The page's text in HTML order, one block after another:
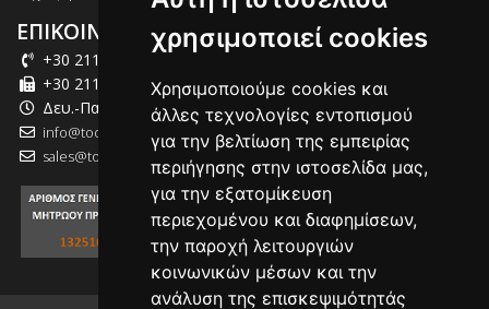
ΕΠΙΚΟΙΝΩΝΙΑ
+30 211 012 2003
+30 211 012 2004
Δευ.-Παρ.: 09:00-18:00
info@tool-market.gr
sales@tool-market.gr
χρησιμοποιεί cookies
Χρησιμοποιούμε cookies και
άλλες τεχνολογίες εντοπισμού
για την βελτίωση της εμπειρίας
περιήγησης στην ιστοσελίδα μας,
για την εξατομίκευση
περιεχομένου και διαφημίσεων,
την παροχή λειτουργιών
κοινωνικών μέσων και την
ανάλυση της επισκεψιμότητάς